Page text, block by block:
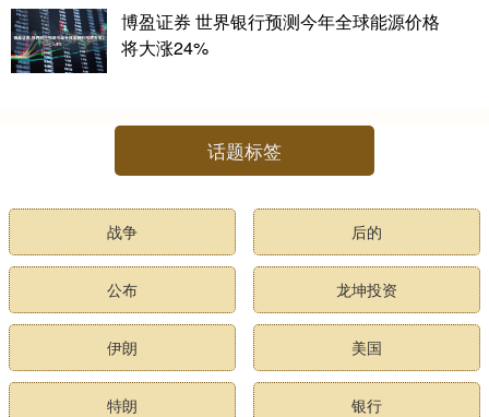
博盈证券 世界银行预测今年全球能源价格
将大涨24%
话题标签
战争 后的
公布 龙坤投资
伊朗 美国
特朗 银行